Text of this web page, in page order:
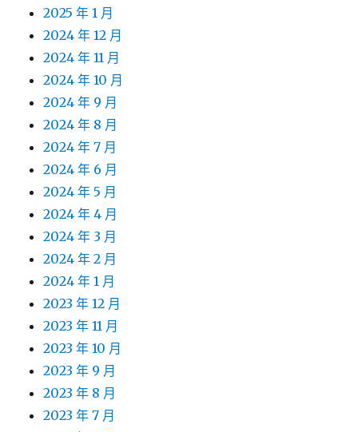
2025 年 1 月
2024 年 12 月
2024 年 11 月
2024 年 10 月
2024 年 9 月
2024 年 8 月
2024 年 7 月
2024 年 6 月
2024 年 5 月
2024 年 4 月
2024 年 3 月
2024 年 2 月
2024 年 1 月
2023 年 12 月
2023 年 11 月
2023 年 10 月
2023 年 9 月
2023 年 8 月
2023 年 7 月